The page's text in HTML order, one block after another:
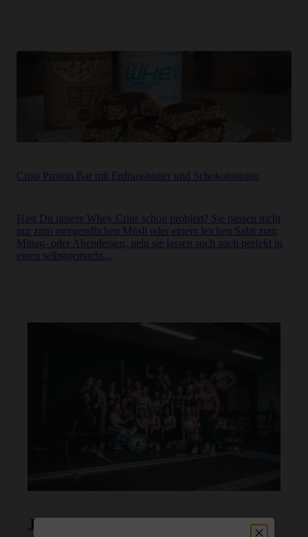
Crisp Protein Bar mit Erdnussbutter und Schokotopping
Hast Du unsere Whey Crips schon probiert? Sie passen nicht
nur zum morgendlichen Müsli oder einem leichen Salat zum
Mittag- oder Abendessen, nein sie lassen such auch perfekt in
einen selbstgemacht...
Jetzt Newsletter abonnieren!